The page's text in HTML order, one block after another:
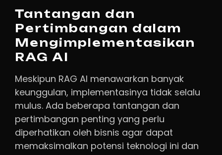
Tantangan dan
Pertimbangan dalam
Mengimplementasikan
RAG AI
Meskipun RAG AI menawarkan banyak
keunggulan, implementasinya tidak selalu
mulus. Ada beberapa tantangan dan
pertimbangan penting yang perlu
diperhatikan oleh bisnis agar dapat
memaksimalkan potensi teknologi ini dan